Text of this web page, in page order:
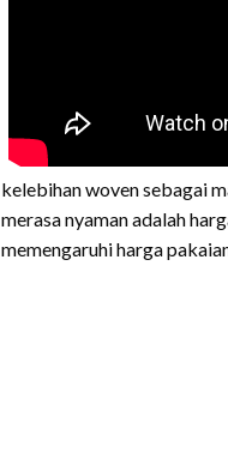
kelebihan woven sebagai
merasa nyaman adalah
memengaruhi harga